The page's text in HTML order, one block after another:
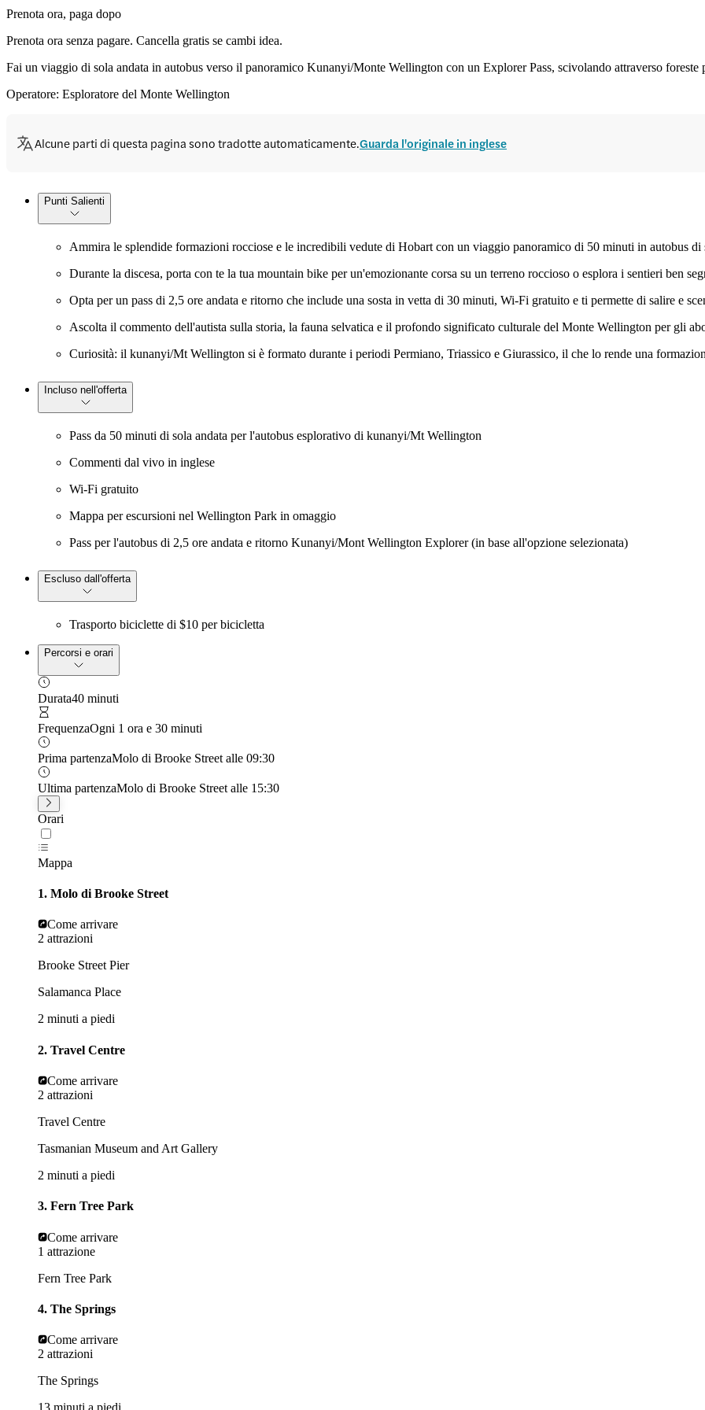
Prenota ora, paga dopo
Prenota ora senza pagare. Cancella gratis se cambi idea.
Fai un viaggio di sola andata in autobus verso il panoramico Kunanyi/Monte Wellington con un Explorer Pass, scivolando attraverso
Operatore: Esploratore del Monte Wellington
Alcune parti di questa pagina sono tradotte automaticamente.Guarda l'originale in inglese
Punti Salienti
Ammira le splendide formazioni rocciose e le incredibili vedute di Hobart con un viaggio panoramico di 50 minuti in autobus
Durante la discesa, porta con te la tua mountain bike per un'emozionante corsa su un terreno roccioso o esplora i sentieri ben
Opta per un pass di 2,5 ore andata e ritorno che include una sosta in vetta di 30 minuti, Wi-Fi gratuito e ti permette di salire e
Ascolta il commento dell'autista sulla storia, la fauna selvatica e il profondo significato culturale del Monte Wellington per gli
Curiosità: il kunanyi/Mt Wellington si è formato durante i periodi Permiano, Triassico e Giurassico, il che lo rende una
Incluso nell'offerta
Pass da 50 minuti di sola andata per l'autobus esplorativo di kunanyi/Mt Wellington
Commenti dal vivo in inglese
Wi-Fi gratuito
Mappa per escursioni nel Wellington Park in omaggio
Pass per l'autobus di 2,5 ore andata e ritorno Kunanyi/Mont Wellington Explorer (in base all'opzione selezionata)
Escluso dall'offerta
Trasporto biciclette di $10 per bicicletta
Percorsi e orari
Durata40 minuti
FrequenzaOgni 1 ora e 30 minuti
Prima partenzaMolo di Brooke Street alle 09:30
Ultima partenzaMolo di Brooke Street alle 15:30
Orari
Mappa
1. Molo di Brooke Street
Come arrivare
2 attrazioni
Brooke Street Pier
Salamanca Place
2 minuti a piedi
2. Travel Centre
Come arrivare
2 attrazioni
Travel Centre
Tasmanian Museum and Art Gallery
2 minuti a piedi
3. Fern Tree Park
Come arrivare
1 attrazione
Fern Tree Park
4. The Springs
Come arrivare
2 attrazioni
The Springs
13 minuti a piedi